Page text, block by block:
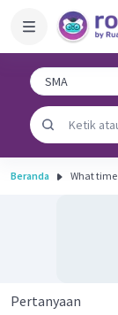
Beranda What time
Pertanyaan